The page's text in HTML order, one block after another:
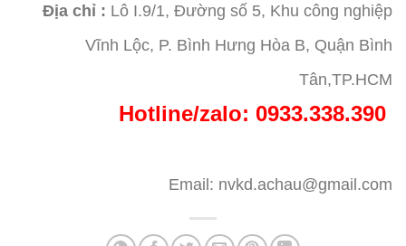
Địa chỉ : Lô I.9/1, Đường số 5, Khu công nghiệp
Vĩnh Lộc, P. Bình Hưng Hòa B, Quận Bình
Tân,TP.HCM
Hotline/zalo: 0933.338.390
Email: nvkd.achau@gmail.com